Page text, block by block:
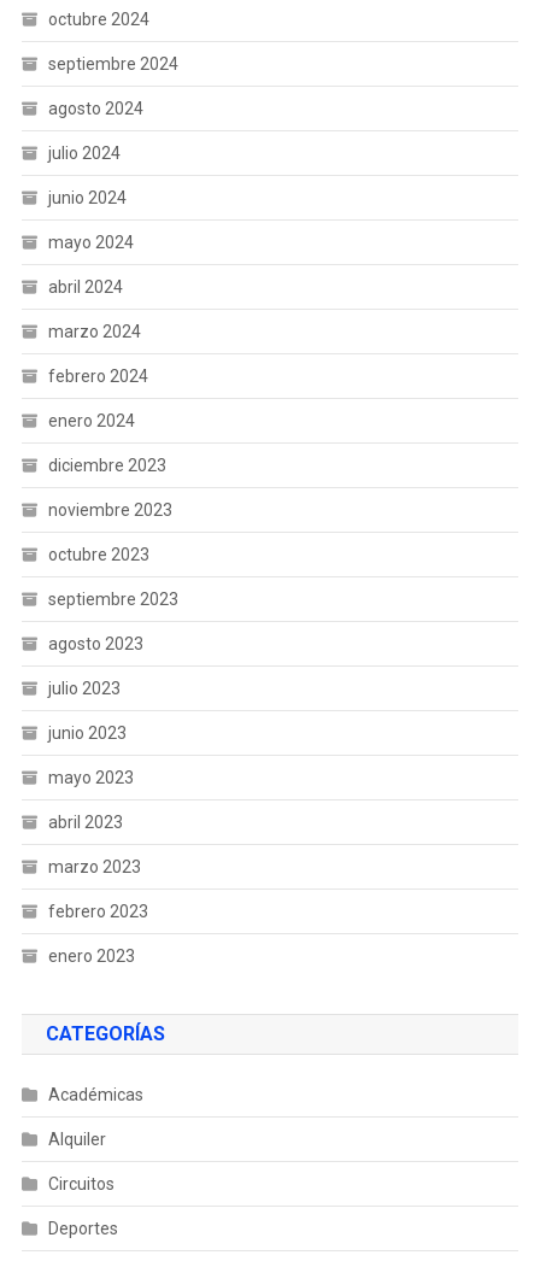
octubre 2024
septiembre 2024
agosto 2024
julio 2024
junio 2024
mayo 2024
abril 2024
marzo 2024
febrero 2024
enero 2024
diciembre 2023
noviembre 2023
octubre 2023
septiembre 2023
agosto 2023
julio 2023
junio 2023
mayo 2023
abril 2023
marzo 2023
febrero 2023
enero 2023
CATEGORÍAS
Académicas
Alquiler
Circuitos
Deportes